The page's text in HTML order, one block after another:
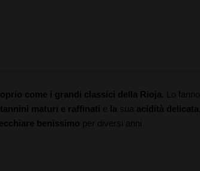
come i grandi classici della Rioja . Lo fanno
maturi e raffinati e la sua acidità delicata
benissimo per diversi anni